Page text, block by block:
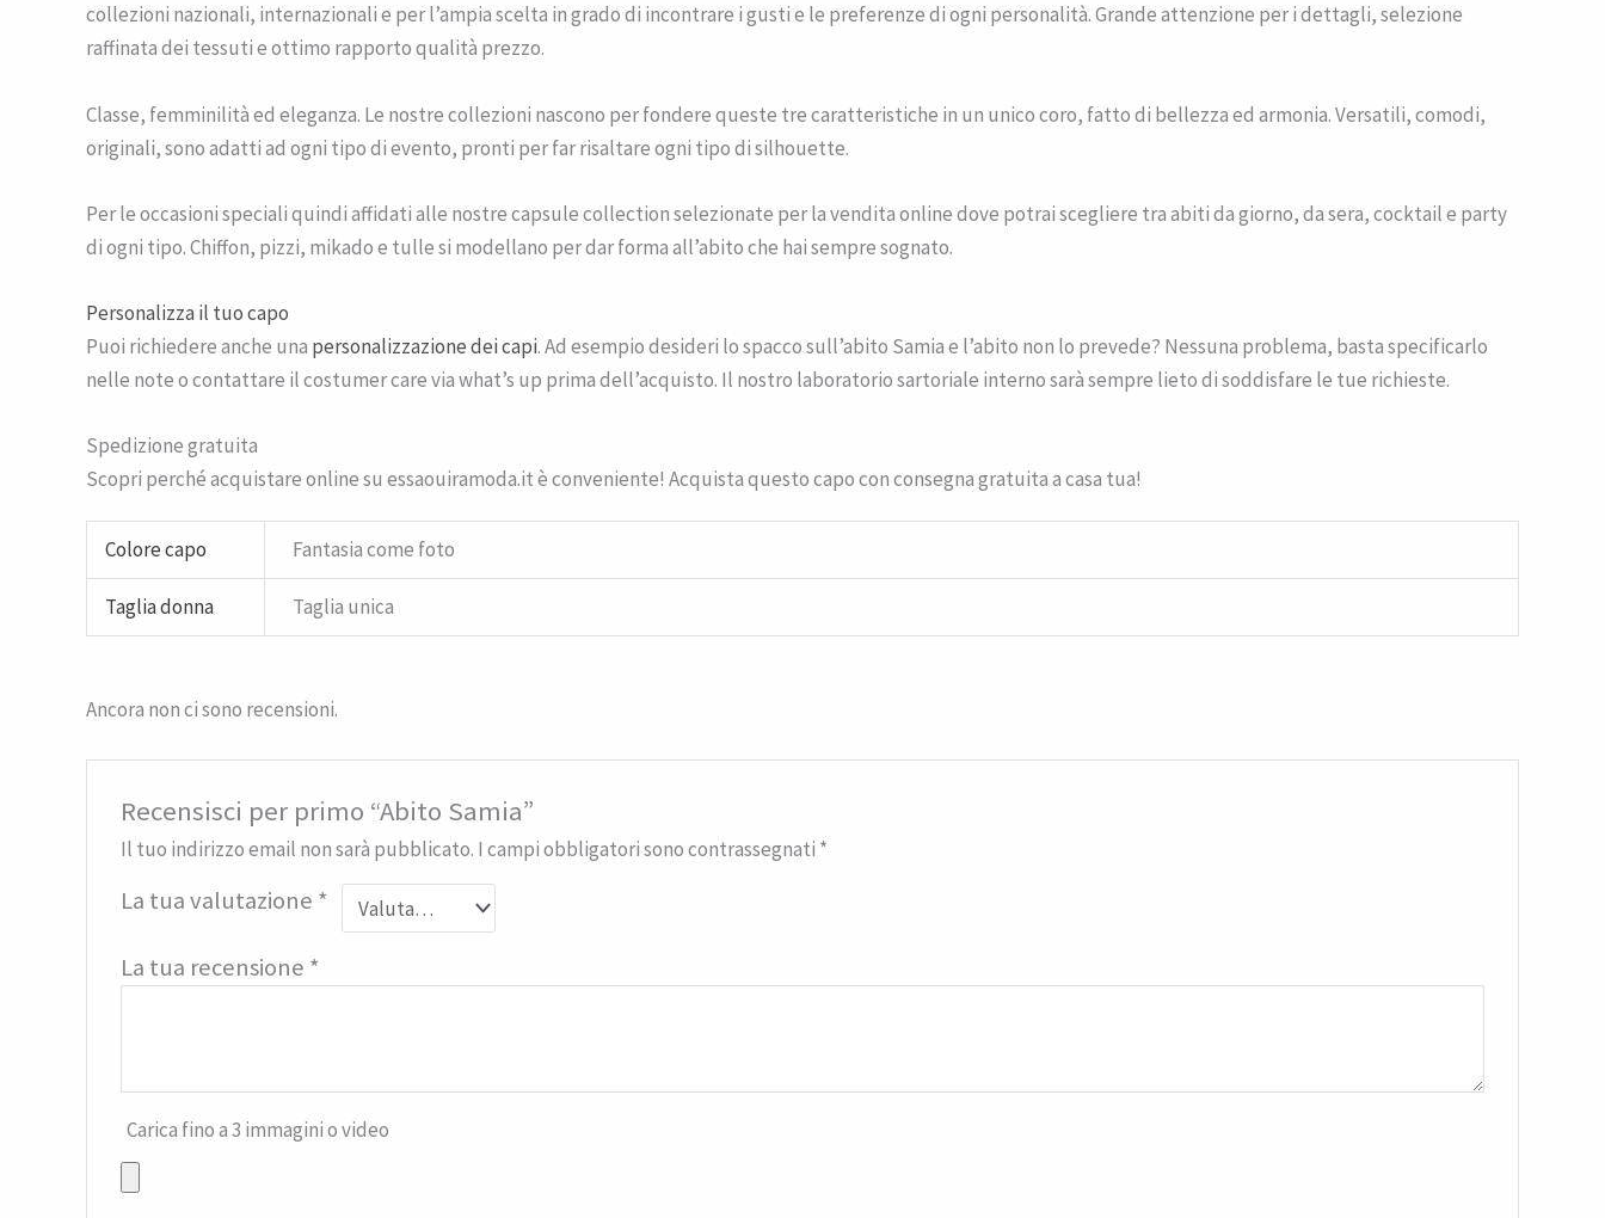
collezioni nazionali, internazionali e per l’ampia scelta in grado di incontrare i gusti e le preferenze di ogni personalità. Grande attenzione per i dettagli, selezione
raffinata dei tessuti e ottimo rapporto qualità prezzo.
Classe, femminilità ed eleganza. Le nostre collezioni nascono per fondere queste tre caratteristiche in un unico coro, fatto di bellezza ed armonia. Versatili, comodi,
originali, sono adatti ad ogni tipo di evento, pronti per far risaltare ogni tipo di silhouette.
Per le occasioni speciali quindi affidati alle nostre capsule collection selezionate per la vendita online dove potrai scegliere tra abiti da giorno, da sera, cocktail e party
di ogni tipo. Chiffon, pizzi, mikado e tulle si modellano per dar forma all’abito che hai sempre sognato.
Personalizza il tuo capo
Puoi richiedere anche una personalizzazione dei capi. Ad esempio desideri lo spacco sull’abito Samia e l’abito non lo prevede? Nessuna problema, basta specificarlo
nelle note o contattare il costumer care via what’s up prima dell’acquisto. Il nostro laboratorio sartoriale interno sarà sempre lieto di soddisfare le tue richieste.
Spedizione gratuita
Scopri perché acquistare online su essaouiramoda.it è conveniente! Acquista questo capo con consegna gratuita a casa tua!
Colore capo Fantasia come foto
Taglia donna Taglia unica
Ancora non ci sono recensioni.
Recensisci per primo “Abito Samia”
Il tuo indirizzo email non sarà pubblicato. I campi obbligatori sono contrassegnati *
La tua valutazione *
La tua recensione *
Carica fino a 3 immagini o video